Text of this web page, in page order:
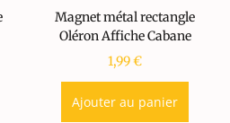
Magnet métal rectangle
Oléron Affiche Cabane
1,99€
Ajouter au panier